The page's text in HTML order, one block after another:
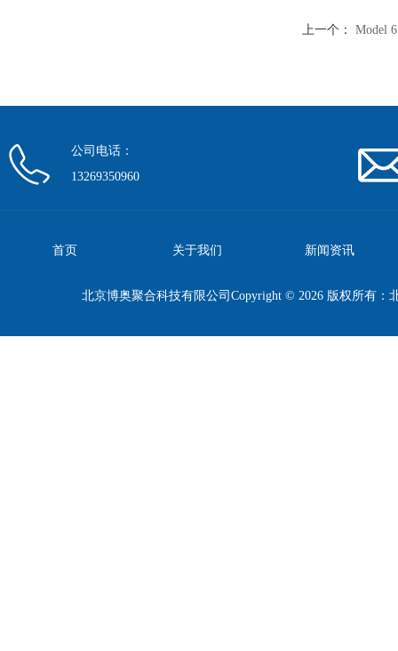
上一个： Model
公司电话：
13269350960
首页 关于我们 新闻资讯
北京博奥聚合科技有限公司Copyright © 2026 版权所有